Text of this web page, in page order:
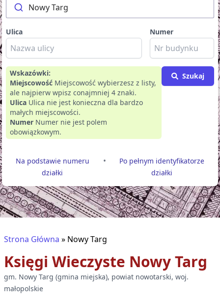
Nowy Targ
Ulica Numer
Wskazówki:
Miejscowość Miejscowość wybierzesz z listy,
ale najpierw wpisz conajmniej 4 znaki.
Ulica Ulica nie jest konieczna dla bardzo
małych miejscowości.
Numer Numer nie jest polem
obowiązkowym.
Szukaj
Na podstawie numeru
działki
•
Po pełnym identyfikatorze
działki
Strona Główna » Nowy Targ
Księgi Wieczyste Nowy Targ
gm. Nowy Targ (gmina miejska), powiat nowotarski, woj.
małopolskie